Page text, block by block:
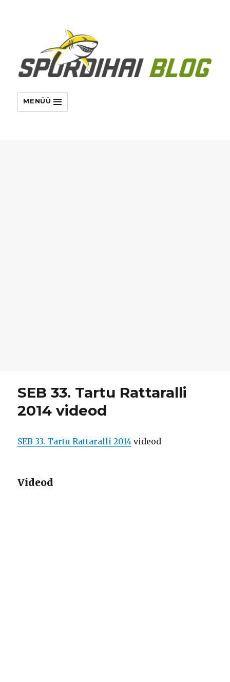
MENÜÜ
SEB 33. Tartu Rattaralli
2014 videod
SEB 33. Tartu Rattaralli 2014 videod
Videod